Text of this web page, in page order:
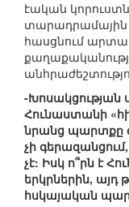
էական
տարադրամային
հասցնում
-Խոսակցության
Հունաստանի
նրանց պարտքը
չի
չէ: Իսկ ո՞րն է
երկրներին, այդ
հսկայական